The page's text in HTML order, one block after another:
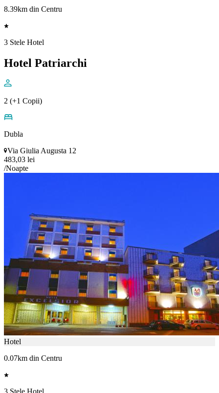
8.39km din Centru
3 Stele Hotel
Hotel Patriarchi
2 (+1 Copii)
Dubla
Via Giulia Augusta 12
483,03 lei
/Noapte
Hotel
0.07km din Centru